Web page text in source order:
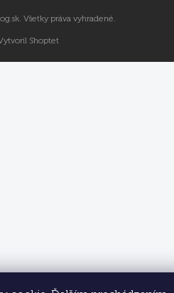
Shoptet
. Všetky práva vyhradené.